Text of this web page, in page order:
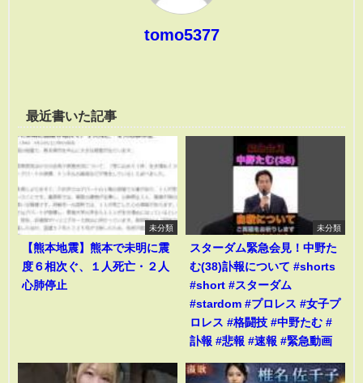
tomo5377
最近書いた記事
未分類
【熊本地震】熊本で未明に震
度６相次ぐ、１人死亡・２人
心肺停止
未分類
スターダム緊急会見！中野た
む(38)訃報について #shorts
#short #スターダム
#stardom #プロレス #女子プ
ロレス #格闘技 #中野たむ #
訃報 #悲報 #速報 #緊急動画